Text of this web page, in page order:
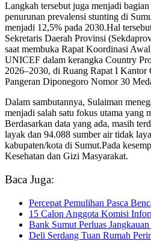
Langkah tersebut juga menjadi
penurunan prevalensi stunting di
menjadi 12,5% pada 2030.Hal
Sekretaris Daerah Provinsi
saat membuka Rapat Koordinasi
UNICEF dalam kerangka Country
2026–2030, di Ruang Rapat I Kantor
Pangeran Diponegoro Nomor 30
Dalam sambutannya, Sulaiman
menjadi salah satu fokus utama yang
Berdasarkan data yang ada, masih
layak dan 94.088 sumber air tidak
kabupaten/kota di Sumut.Pada
Kesehatan dan Gizi Masyarakat.
Baca Juga:
Percepat Pemulihan Pasca
15 Calon Anggota Komisi
Bank Sumut Perluas
Deli Serdang Tuan Rumah